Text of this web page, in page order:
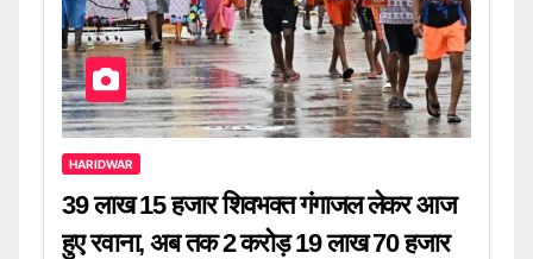
HARIDWAR
39 लाख 15 हजार शिवभक्त गंगाजल लेकर आज
हुए रवाना, अब तक 2 करोड़ 19 लाख 70 हजार